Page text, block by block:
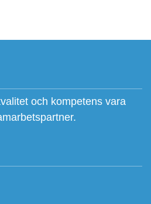
och kompetens vara